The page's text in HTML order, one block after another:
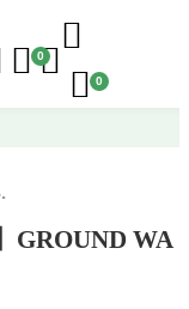
 0

 0
GROUND WA